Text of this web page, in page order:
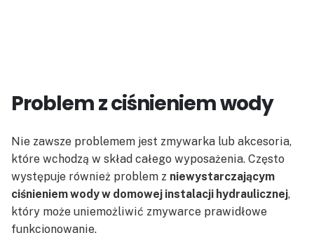
Problem z ciśnieniem wody
Nie zawsze problemem jest zmywarka lub akcesoria,
które wchodzą w skład całego wyposażenia. Często
występuje również problem z niewystarczającym
ciśnieniem wody w domowej instalacji hydraulicznej,
który może uniemożliwić zmywarce prawidłowe
funkcjonowanie.